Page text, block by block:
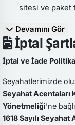
sitesi ve paket
Devamını Gör
İptal
İptal ve İade
Seyahatlerimizde
Seyahat Acentaları
Yönetmeliği’ne
1618 Sayılı